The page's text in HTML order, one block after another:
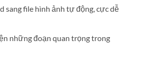
sang file hình ảnh tự động, cực dễ
những đoạn quan trọng trong